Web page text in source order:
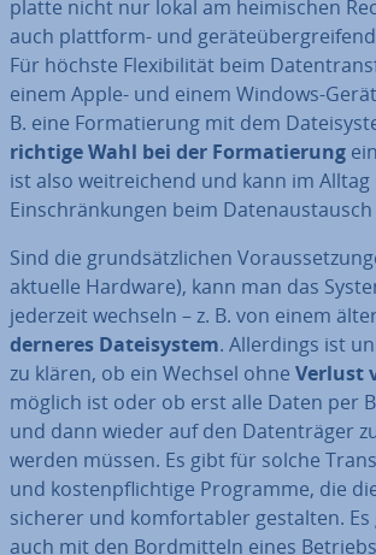
plat­te nicht nur lokal am hei­mi­schen
auch plattform- und
Für höchste Fle­xi­bi­li­tät beim
einem Apple- und einem Windows-
B. eine For­ma­tie­rung mit dem
richtige Wahl bei der For­ma­tie­rung
ist also weit­rei­chend und kann im
Ein­schrän­kun­gen beim
Sind die grund­sätz­li­chen
aktuelle Hardware), kann man das
jederzeit wechseln – z. B. von einem
der­ne­res Da­tei­sys­tem. Al­ler­dings ist
zu klären, ob ein Wechsel ohne Verlust
möglich ist oder ob erst alle Daten per
und dann wieder auf den Da­ten­trä­ger
werden müssen. Es gibt für solche
und kos­ten­pflich­ti­ge Programme, die
sicherer und kom­for­ta­bler gestalten.
auch mit den Bord­mit­teln eines